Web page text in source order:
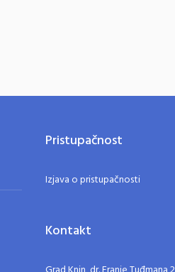
Pristupačnost
Izjava o pristupačnosti
Kontakt